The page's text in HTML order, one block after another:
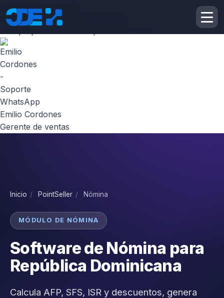
Inicie la conversación
¡Hola! Escribenos por
Emilio Cordones
Gerente de ventas
Inicio / PointSeller / Nómina
MÓDULO DE NÓMINA
Software de Nómina para
República Dominicana
Calcula AFP, SFS, ISR y descuentos, genera